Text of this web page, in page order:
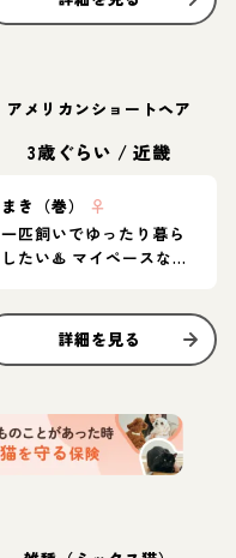
アメリカンショートヘア
3歳ぐらい /近畿
まき（巻）
♀
一匹飼いでゆったり暮ら
したい♨️ マイペースなア
詳細を見る